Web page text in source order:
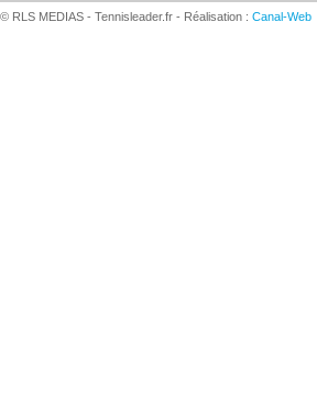
© RLS MEDIAS - Tennisleader.fr - Réalisation : Canal-Web